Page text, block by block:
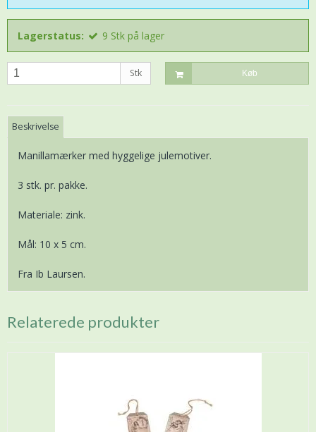
Lagerstatus: 9 Stk på lager
Stk Køb
Beskrivelse
Manillamærker med hyggelige julemotiver.
3 stk. pr. pakke.
Materiale: zink.
Mål: 10 x 5 cm.
Fra Ib Laursen.
Relaterede produkter